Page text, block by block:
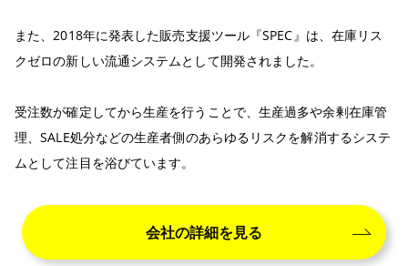
また、2018年に発表した販売支援ツール『SPEC』は、在庫リス
クゼロの新しい流通システムとして開発されました。
受注数が確定してから生産を行うことで、生産過多や余剰在庫管
理、SALE処分などの生産者側のあらゆるリスクを解消するシステ
ムとして注目を浴びています。
会社の詳細を見る